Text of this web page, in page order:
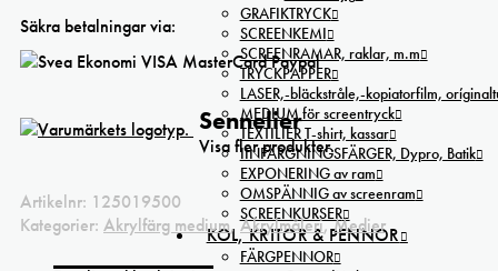
GRAFIKTRYCK
SCREENKEMI
SCREENRAMAR, raklar, m.m
TRYCKPAPPER
LASER,-bläckstråle,-kopiatorfilm,
MEDIUM för screentryck
TEXTILIER T-shirt, kassar
IINFÄRGNINGSFÄRGER, Dypro, Batik
EXPONERING av ram
OMSPÄNNIG av screenram
SCREENKURSER
KOL, KRITOR & PENNOR
FÄRGPENNOR
Säkra betalningar via:
Sennelier
Visa fler produkter.
Artikelnr: 125019500
Kategorier: Akrylfärg medium,Akrylmåleri,Medier